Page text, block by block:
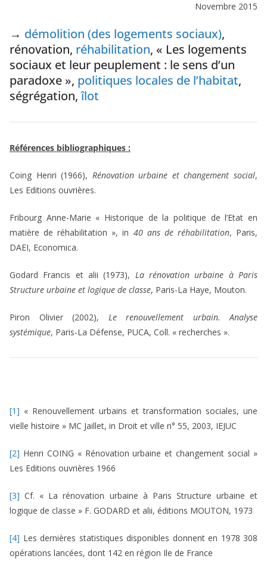
Novembre 2015
→ démolition (des logements sociaux),
rénovation, réhabilitation, « Les logements
sociaux et leur peuplement : le sens d’un
paradoxe », politiques locales de l’habitat,
ségrégation,îlot
Références bibliographiques :
Coing Henri (1966), Rénovation urbaine et changement social,
Les Editions ouvrières.
Fribourg Anne-Marie « Historique de la politique de l’Etat en
matière de réhabilitation », in 40 ans de réhabilitation, Paris,
DAEI, Economica.
Godard Francis et alii (1973), La rénovation urbaine à Paris
Structure urbaine et logique de classe, Paris-La Haye, Mouton.
Piron Olivier (2002), Le renouvellement urbain. Analyse
systémique, Paris-La Défense, PUCA, Coll. « recherches ».
[1] « Renouvellement urbains et transformation sociales, une
vielle histoire » MC Jaillet, in Droit et ville n° 55, 2003, IEJUC
[2] Henri COING « Rénovation urbaine et changement social »
Les Editions ouvrières 1966
[3] Cf. « La rénovation urbaine à Paris Structure urbaine et
logique de classe » F. GODARD et alii, éditions MOUTON, 1973
[4] Les dernières statistiques disponibles donnent en 1978 308
opérations lancées, dont 142 en région Ile de France